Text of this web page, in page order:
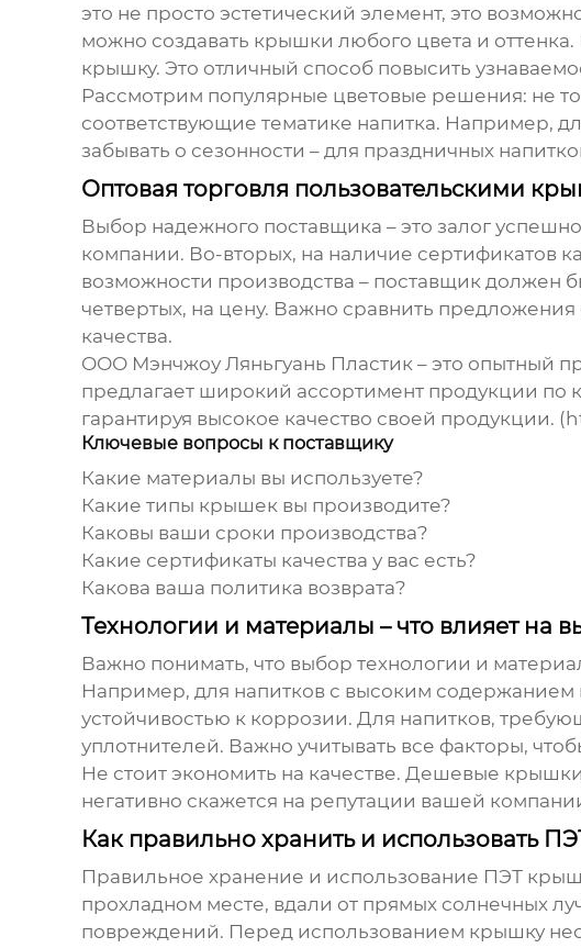
это не просто эстетический элемент, это
можно создавать крышки любого цвета и
крышку. Это отличный способ повысить
Рассмотрим популярные цветовые решения: не
соответствующие тематике напитка. Например,
забывать о сезонности – для праздничных
Оптовая торговля пользовательскими
Выбор надежного поставщика – это залог
компании. Во-вторых, на наличие сертификатов
возможности производства – поставщик должен
четвертых, на цену. Важно сравнить
качества.
ООО Мэнчжоу Ляньгуань Пластик – это опытный
предлагает широкий ассортимент продукции
гарантируя высокое качество своей продукции.
Ключевые вопросы к поставщику
Какие материалы вы используете?
Какие типы крышек вы производите?
Каковы ваши сроки производства?
Какие сертификаты качества у вас есть?
Какова ваша политика возврата?
Технологии и материалы – что влияет на
Важно понимать, что выбор технологии и
Например, для напитков с высоким
устойчивостью к коррозии. Для напитков,
уплотнителей. Важно учитывать все факторы,
Не стоит экономить на качестве. Дешевые
негативно скажется на репутации вашей
Как правильно хранить и использовать
Правильное хранение и использование ПЭТ
прохладном месте, вдали от прямых солнечных
повреждений. Перед использованием крышку